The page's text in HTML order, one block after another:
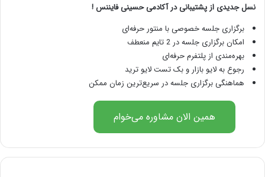
نسل جدیدی از پشتیبانی در آکادمی حسینی فایننس !
برگزاری جلسه خصوصی با منتور حرفه‌ای
امکان برگزاری جلسه در 2 تایم منعطف
بهره‌مندی از پلتفرم حرفه‌ای
رجوع به لایو بازار و بک تست لایو ترید
هماهنگی برگزاری جلسه در سریع‌ترین زمان ممکن
همین الان مشاوره می‌خوام